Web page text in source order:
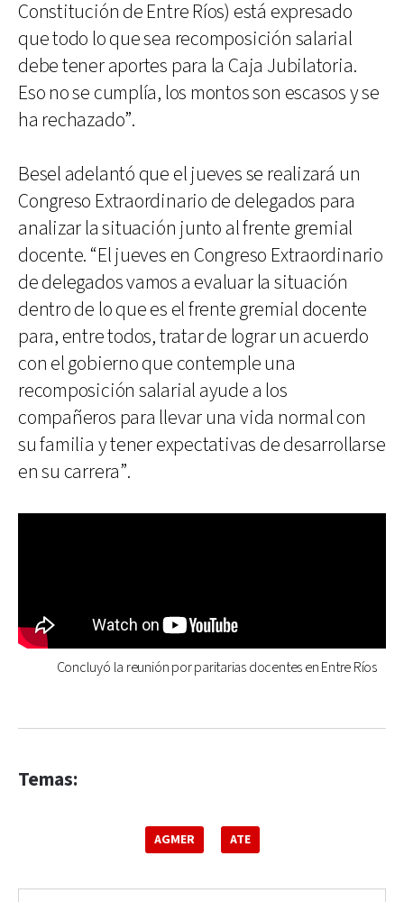
Constitución de Entre Ríos) está expresado
que todo lo que sea recomposición salarial
debe tener aportes para la Caja Jubilatoria.
Eso no se cumplía, los montos son escasos y se
ha rechazado”.
Besel adelantó que el jueves se realizará un
Congreso Extraordinario de delegados para
analizar la situación junto al frente gremial
docente. “El jueves en Congreso Extraordinario
de delegados vamos a evaluar la situación
dentro de lo que es el frente gremial docente
para, entre todos, tratar de lograr un acuerdo
con el gobierno que contemple una
recomposición salarial ayude a los
compañeros para llevar una vida normal con
su familia y tener expectativas de desarrollarse
en su carrera”.
Concluyó la reunión por paritarias docentes en Entre Ríos
Temas:
AGMER ATE